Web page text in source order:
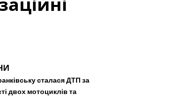
сталася ДТП за
двох мотоциклів та